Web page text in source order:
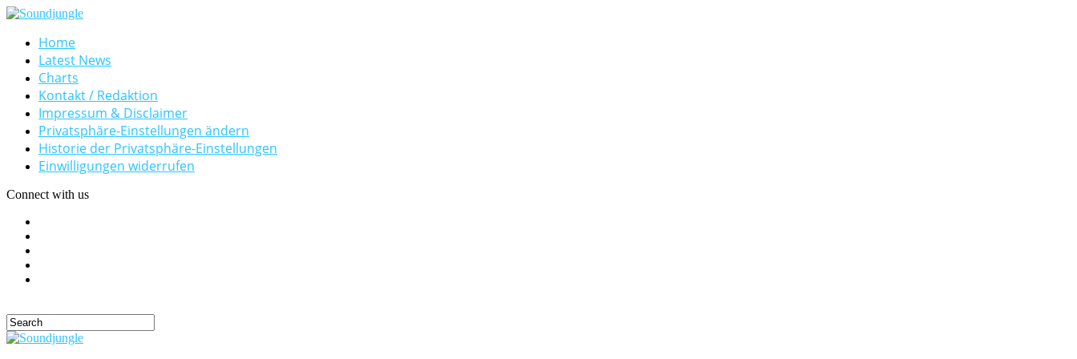
Home
Latest News
Charts
Kontakt / Redaktion
Impressum & Disclaimer
Privatsphäre-Einstellungen ändern
Historie der Privatsphäre-Einstellungen
Einwilligungen widerrufen
Connect with us